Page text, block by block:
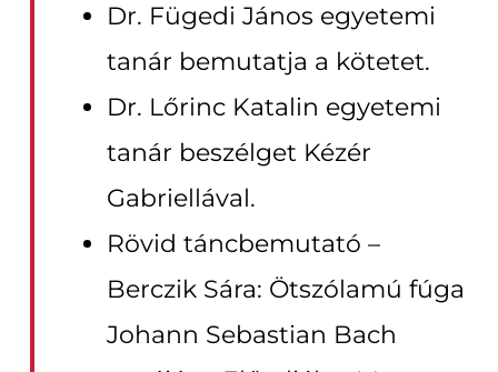
Dr. Fügedi János egyetemi
tanár bemutatja a kötetet.
Dr. Lőrinc Katalin egyetemi
tanár beszélget Kézér
Gabriellával.
Rövid táncbemutató –
Berczik Sára: Ötszólamú fúga
Johann Sebastian Bach